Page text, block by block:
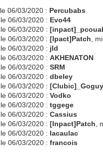
le 06/03/2020 : Percubabs
le 06/03/2020 : Evo44
le 06/03/2020 :[inpact]_pcoual
le 06/03/2020 :[Ipact]Patch ,
le 06/03/2020 : jld
le 06/03/2020 :AKHENATON
le 06/03/2020 :SRM
le 06/03/2020 :dbeley
le 06/03/2020 :[Clubic]_Goguy
le 06/03/2020 :Vodko
le 06/03/2020 :tggege
le 06/03/2020 :Cassius
le 06/03/2020 :[Inpact]Patch ,
le 06/03/2020 : lacaulac
le 06/03/2020 :francois